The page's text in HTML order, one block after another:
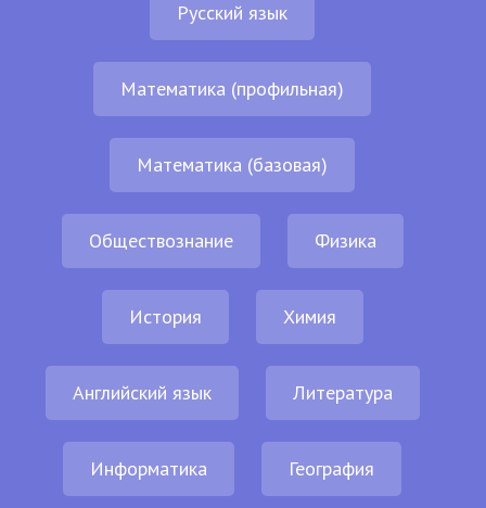
Русский язык
Математика (профильная)
Математика (базовая)
Обществознание Физика
История Химия
Английский язык Литература
Информатика География